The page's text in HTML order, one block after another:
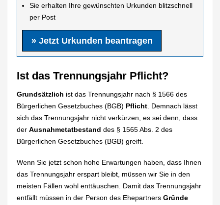
Sie erhalten Ihre gewünschten Urkunden blitzschnell
per Post
» Jetzt Urkunden beantragen
Ist das Trennungsjahr Pflicht?
Grundsätzlich ist das Trennungsjahr nach § 1566 des
Bürgerlichen Gesetzbuches (BGB) Pflicht . Demnach lässt
sich das Trennungsjahr nicht verkürzen, es sei denn, dass
derAusnahmetatbestand des § 1565 Abs. 2 des
Bürgerlichen Gesetzbuches (BGB) greift.
Wenn Sie jetzt schon hohe Erwartungen haben, dass Ihnen
das Trennungsjahr erspart bleibt, müssen wir Sie in den
meisten Fällen wohl enttäuschen. Damit das Trennungsjahr
entfällt müssen in der Person des EhepartnersGründe